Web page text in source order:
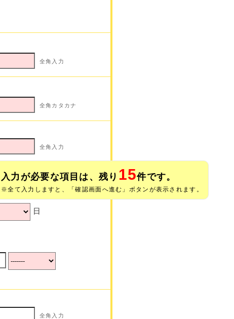
全角入力
全角カタカナ
全角入力
全角カタカナ
日
全角入力
入力が必要な項目は、残り 15件です。
※全て入力しますと、「確認画面へ進む」ボタンが表示されます。